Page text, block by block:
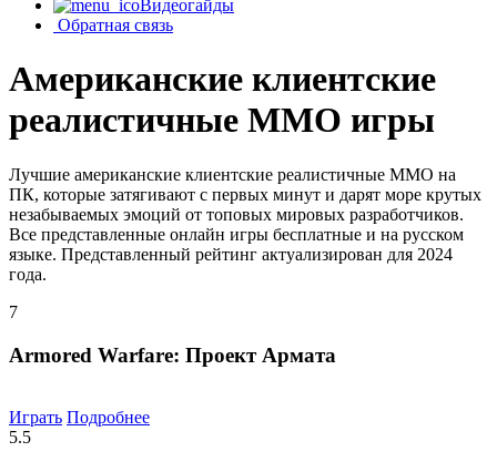
Видеогайды
Обратная связь
Американские клиентские
реалистичные MMO игры
Лучшие американские клиентские реалистичные MMO на
ПК, которые затягивают с первых минут и дарят море крутых
незабываемых эмоций от топовых мировых разработчиков.
Все представленные онлайн игры бесплатные и на русском
языке. Представленный рейтинг актуализирован для 2024
года.
7
Armored Warfare: Проект Армата
Играть Подробнее
5.5